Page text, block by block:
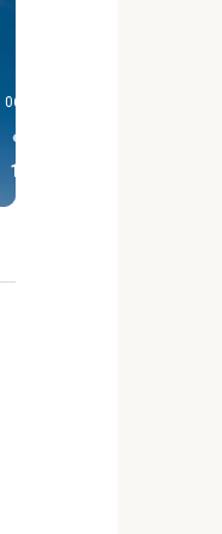
06:00
15°